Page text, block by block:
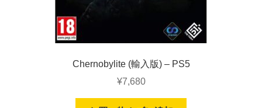
Chernobylite (輸入版) – PS5
¥7,680